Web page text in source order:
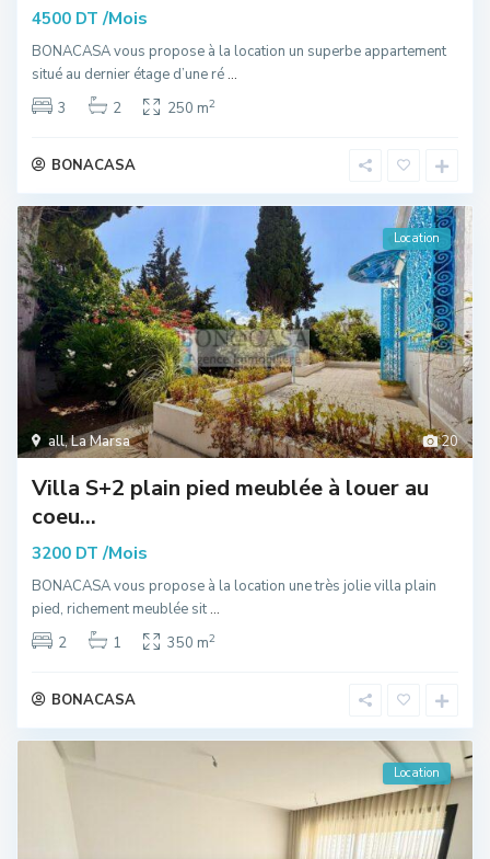
4500 DT/Mois
BONACASA vous propose à la location un superbe appartement
situé au dernier étage d’une ré...
3
2 250 m2
BONACASA
20
all,La Marsa
Location
Villa S+2 plain pied meublée à louer au
coeu...
3200 DT/Mois
BONACASA vous propose à la location une très jolie villa plain
pied, richement meublée sit...
2
1 350 m2
BONACASA
Location